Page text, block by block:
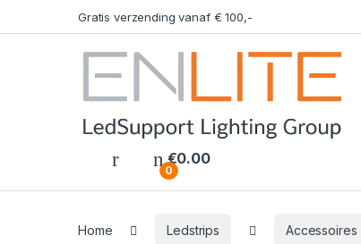
Gratis verzending vanaf € 100,-
0
€0.00
Home Ledstrips Accessoires